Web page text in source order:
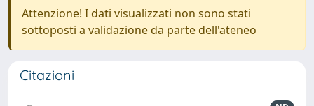
Attenzione! I dati visualizzati non sono stati
sottoposti a validazione da parte dell'ateneo
Citazioni